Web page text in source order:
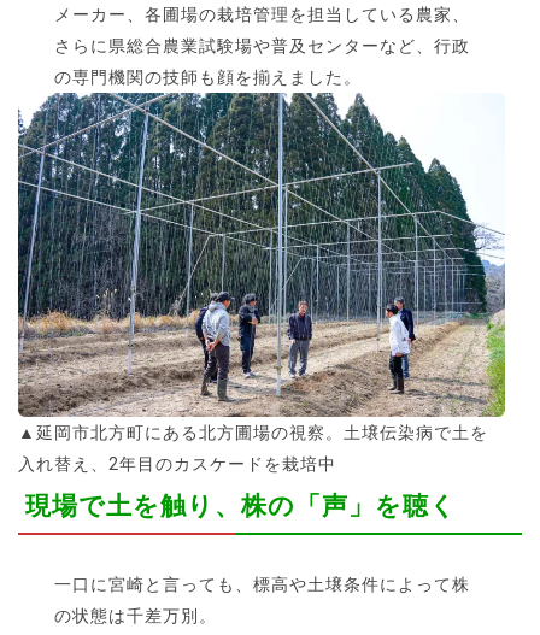
メーカー、各圃場の栽培管理を担当している農家、
さらに県総合農業試験場や普及センターなど、行政
の専門機関の技師も顔を揃えました。
▲延岡市北方町にある北方圃場の視察。土壌伝染病で土を
入れ替え、2年目のカスケードを栽培中
現場で土を触り、株の「声」を聴く
一口に宮崎と言っても、標高や土壌条件によって株
の状態は千差万別。